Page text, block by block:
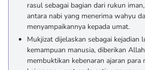
rasul sebagai bagian dari rukun
antara nabi yang menerima wahyu
menyampaikannya kepada umat.
Mukjizat dijelaskan sebagai kejadian
kemampuan manusia, diberikan
membuktikan kebenaran ajaran para